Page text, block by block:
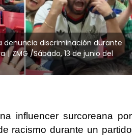
denuncia discriminación durante
ZMG /Sábado, 13 de junio del
influencer surcoreana por
racismo durante un partido